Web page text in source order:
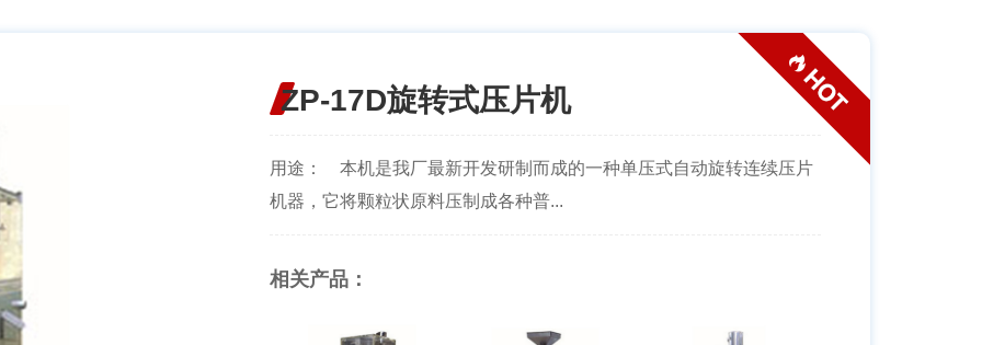
ZP-17D旋转式压片机
用途： 本机是我厂最新开发研制而成的一种单压式自动旋转连续压片
机器，它将颗粒状原料压制成各种普...
相关产品：